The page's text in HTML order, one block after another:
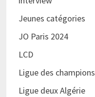
Jeunes catégories
JO Paris 2024
LCD
Ligue des champions
Ligue deux Algérie